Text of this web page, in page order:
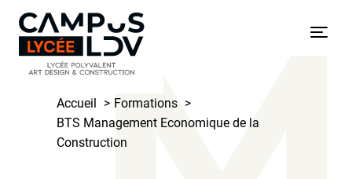
content
Accueil
Formations
BTS Management Economique de la
Construction